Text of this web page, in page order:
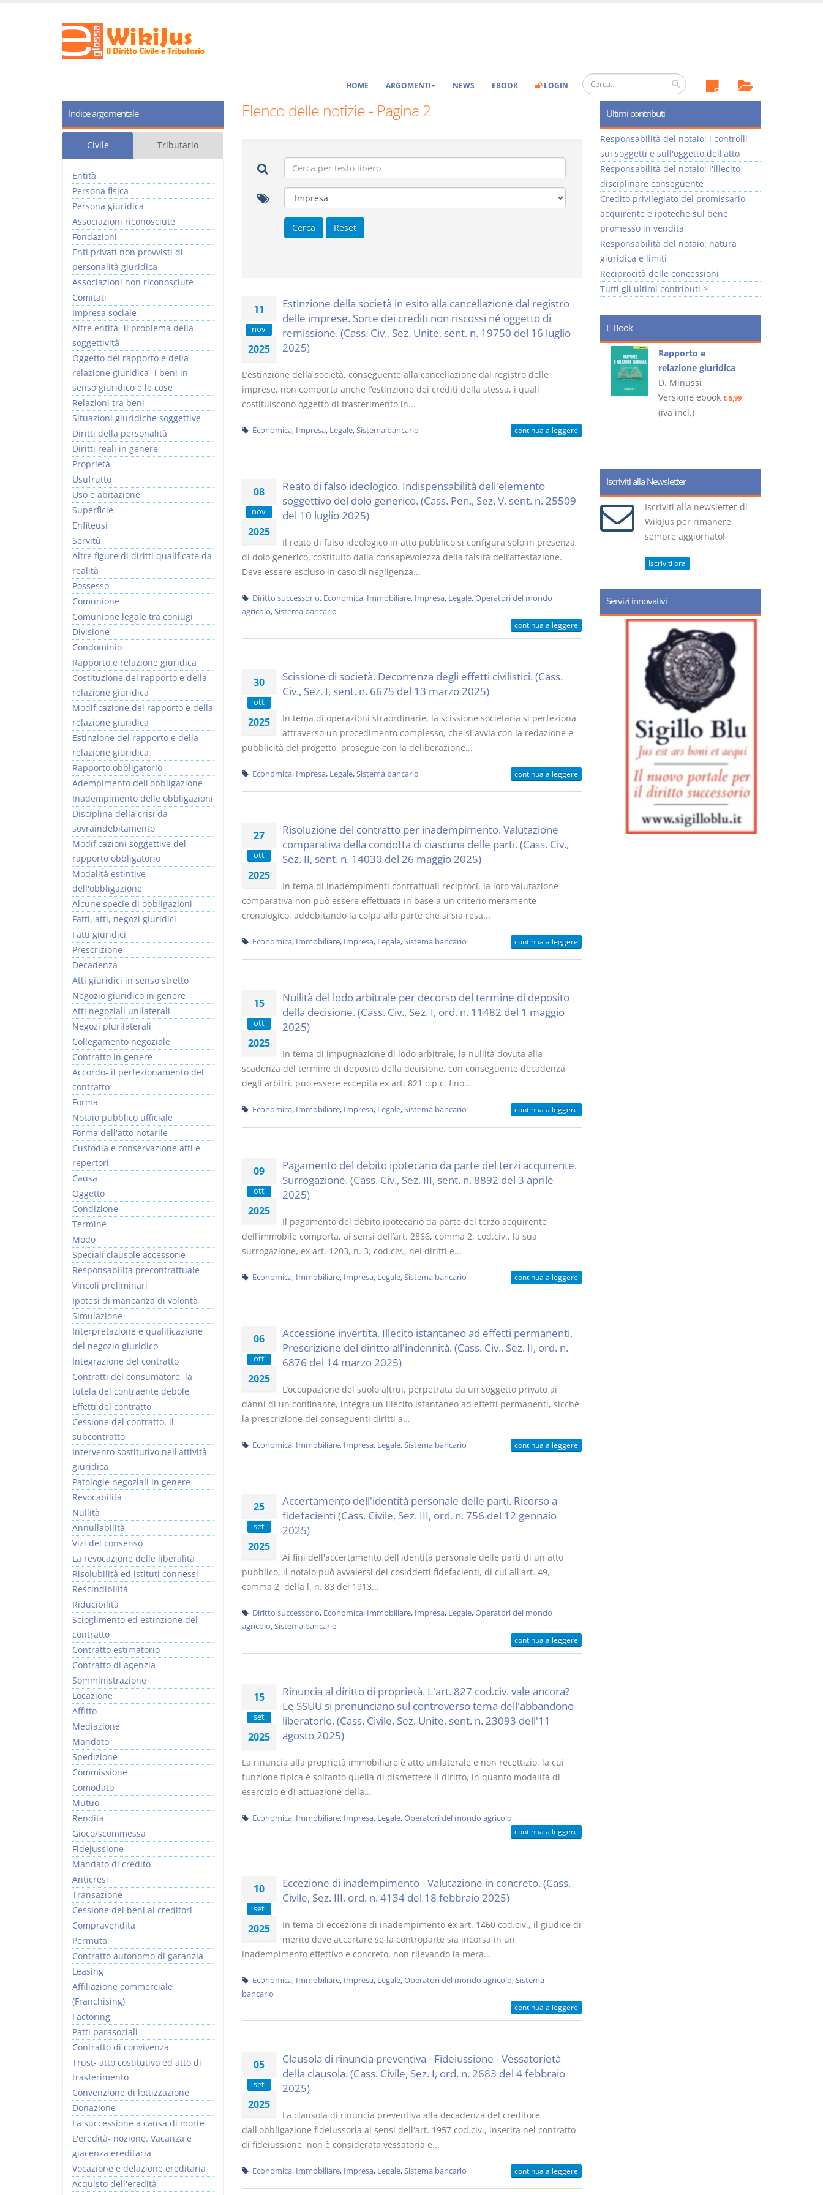
HOME ARGOMENTI NEWS EBOOK LOGIN
Elenco delle notizie - Pagina 2
11
nov
2025
Estinzione della società in esito alla cancellazione dal registro
delle imprese. Sorte dei crediti non riscossi né oggetto di
remissione. (Cass. Civ., Sez. Unite, sent. n. 19750 del 16 luglio
2025)
L’estinzione della società, conseguente alla cancellazione dal registro delle
imprese, non comporta anche l’estinzione dei crediti della stessa, i quali
costituiscono oggetto di trasferimento in...
Economica, Impresa, Legale,Sistema bancario continua a leggere
08
nov
2025
Reato di falso ideologico. Indispensabilità dell'elemento
soggettivo del dolo generico. (Cass. Pen., Sez. V, sent. n. 25509
del 10 luglio 2025)
Il reato di falso ideologico in atto pubblico si configura solo in presenza
di dolo generico, costituito dalla consapevolezza della falsità dell’attestazione.
Deve essere escluso in caso di negligenza...
Diritto successorio, Economica, Immobiliare, Impresa, Legale,Operatori del mondo
agricolo,Sistema bancario
continua a leggere
30
ott
2025
Scissione di società. Decorrenza degli effetti civilistici. (Cass.
Civ., Sez. I, sent. n. 6675 del 13 marzo 2025)
In tema di operazioni straordinarie, la scissione societaria si perfeziona
attraverso un procedimento complesso, che si avvia con la redazione e
pubblicità del progetto, prosegue con la deliberazione...
Economica, Impresa, Legale,Sistema bancario continua a leggere
27
ott
2025
Risoluzione del contratto per inadempimento. Valutazione
comparativa della condotta di ciascuna delle parti. (Cass. Civ.,
Sez. II, sent. n. 14030 del 26 maggio 2025)
In tema di inadempimenti contrattuali reciproci, la loro valutazione
comparativa non può essere effettuata in base a un criterio meramente
cronologico, addebitando la colpa alla parte che si sia resa...
Economica, Immobiliare, Impresa, Legale,Sistema bancario continua a leggere
15
ott
2025
Nullità del lodo arbitrale per decorso del termine di deposito
della decisione. (Cass. Civ., Sez. I, ord. n. 11482 del 1 maggio
2025)
In tema di impugnazione di lodo arbitrale, la nullità dovuta alla
scadenza del termine di deposito della decisione, con conseguente decadenza
degli arbitri, può essere eccepita ex art. 821 c.p.c. fino...
Economica, Immobiliare, Impresa, Legale,Sistema bancario continua a leggere
09
ott
2025
Pagamento del debito ipotecario da parte del terzi acquirente.
Surrogazione. (Cass. Civ., Sez. III, sent. n. 8892 del 3 aprile
2025)
Il pagamento del debito ipotecario da parte del terzo acquirente
dell’immobile comporta, ai sensi dell’art. 2866, comma 2, cod.civ., la sua
surrogazione, ex art. 1203, n. 3, cod.civ., nei diritti e...
Economica, Immobiliare, Impresa, Legale,Sistema bancario continua a leggere
06
ott
2025
Accessione invertita. Illecito istantaneo ad effetti permanenti.
Prescrizione del diritto all'indennità. (Cass. Civ., Sez. II, ord. n.
6876 del 14 marzo 2025)
L’occupazione del suolo altrui, perpetrata da un soggetto privato ai
danni di un confinante, integra un illecito istantaneo ad effetti permanenti, sicché
la prescrizione dei conseguenti diritti a...
Economica, Immobiliare, Impresa, Legale,Sistema bancario continua a leggere
25
set
2025
Accertamento dell'identità personale delle parti. Ricorso a
fidefacienti (Cass. Civile, Sez. III, ord. n. 756 del 12 gennaio
2025)
Ai fini dell'accertamento dell'identità personale delle parti di un atto
pubblico, il notaio può avvalersi dei cosiddetti fidefacienti, di cui all'art. 49,
comma 2, della l. n. 83 del 1913...
Diritto successorio, Economica, Immobiliare, Impresa, Legale,Operatori del mondo
agricolo,Sistema bancario
continua a leggere
15
set
2025
Rinuncia al diritto di proprietà. L'art. 827 cod.civ. vale ancora?
Le SSUU si pronunciano sul controverso tema dell'abbandono
liberatorio. (Cass. Civile, Sez. Unite, sent. n. 23093 dell'11
agosto 2025)
La rinuncia alla proprietà immobiliare è atto unilaterale e non recettizio, la cui
funzione tipica è soltanto quella di dismettere il diritto, in quanto modalità di
esercizio e di attuazione della...
Economica, Immobiliare, Impresa, Legale,Operatori del mondo agricolo
continua a leggere
10
set
2025
Eccezione di inadempimento - Valutazione in concreto. (Cass.
Civile, Sez. III, ord. n. 4134 del 18 febbraio 2025)
In tema di eccezione di inadempimento ex art. 1460 cod.civ., il giudice di
merito deve accertare se la controparte sia incorsa in un
inadempimento effettivo e concreto, non rilevando la mera...
Economica, Immobiliare, Impresa, Legale,Operatori del mondo agricolo,Sistema
bancario
continua a leggere
05
set
2025
Clausola di rinuncia preventiva - Fideiussione - Vessatorietà
della clausola. (Cass. Civile, Sez. I, ord. n. 2683 del 4 febbraio
2025)
La clausola di rinuncia preventiva alla decadenza del creditore
dall'obbligazione fideiussoria ai sensi dell'art. 1957 cod.civ., inserita nel contratto
di fideiussione, non è considerata vessatoria e...
Economica, Immobiliare, Impresa, Legale,Sistema bancario continua a leggere
Indice argomentale
Civile Tributario
Entità
Persona fisica
Persona giuridica
Associazioni riconosciute
Fondazioni
Enti privati non provvisti di
personalità giuridica
Associazioni non riconosciute
Comitati
Impresa sociale
Altre entità- il problema della
soggettività
Oggetto del rapporto e della
relazione giuridica- i beni in
senso giuridico e le cose
Relazioni tra beni
Situazioni giuridiche soggettive
Diritti della personalità
Diritti reali in genere
Proprietà
Usufrutto
Uso e abitazione
Superficie
Enfiteusi
Servitù
Altre figure di diritti qualificate da
realità
Possesso
Comunione
Comunione legale tra coniugi
Divisione
Condominio
Rapporto e relazione giuridica
Costituzione del rapporto e della
relazione giuridica
Modificazione del rapporto e della
relazione giuridica
Estinzione del rapporto e della
relazione giuridica
Rapporto obbligatorio
Adempimento dell'obbligazione
Inadempimento delle obbligazioni
Disciplina della crisi da
sovraindebitamento
Modificazioni soggettive del
rapporto obbligatorio
Modalità estintive
dell'obbligazione
Alcune specie di obbligazioni
Fatti, atti, negozi giuridici
Fatti giuridici
Prescrizione
Decadenza
Atti giuridici in senso stretto
Negozio giuridico in genere
Atti negoziali unilaterali
Negozi plurilaterali
Collegamento negoziale
Contratto in genere
Accordo- il perfezionamento del
contratto
Forma
Notaio pubblico ufficiale
Forma dell'atto notarile
Custodia e conservazione atti e
repertori
Causa
Oggetto
Condizione
Termine
Modo
Speciali clausole accessorie
Responsabilità precontrattuale
Vincoli preliminari
Ipotesi di mancanza di volontà
Simulazione
Interpretazione e qualificazione
del negozio giuridico
Integrazione del contratto
Contratti del consumatore, la
tutela del contraente debole
Effetti del contratto
Cessione del contratto, il
subcontratto
Intervento sostitutivo nell'attività
giuridica
Patologie negoziali in genere
Revocabilità
Nullità
Annullabilità
Vizi del consenso
La revocazione delle liberalità
Risolubilità ed istituti connessi
Rescindibilità
Riducibilità
Scioglimento ed estinzione del
contratto
Contratto estimatorio
Contratto di agenzia
Somministrazione
Locazione
Affitto
Mediazione
Mandato
Spedizione
Commissione
Comodato
Mutuo
Rendita
Gioco/scommessa
Fidejussione
Mandato di credito
Anticresi
Transazione
Cessione dei beni ai creditori
Compravendita
Permuta
Contratto autonomo di garanzia
Leasing
Affiliazione commerciale
(Franchising)
Factoring
Patti parasociali
Contratto di convivenza
Trust- atto costitutivo ed atto di
trasferimento
Convenzione di lottizzazione
Donazione
La successione a causa di morte
L'eredità- nozione. Vacanza e
giacenza ereditaria
Vocazione e delazione ereditaria
Acquisto dell'eredità
Ultimi contributi
Responsabilità del notaio: i controlli
sui soggetti e sull'oggetto dell'atto
Responsabilità del notaio: l'illecito
disciplinare conseguente
Credito privilegiato del promissario
acquirente e ipoteche sul bene
promesso in vendita
Responsabilità del notaio: natura
giuridica e limiti
Reciprocità delle concessioni
Tutti gli ultimi contributi >
E-Book
I Vincoli Preliminari
Versione ebook
(iva incl.)
D. Minussi
D. Minussi
Versione ebook
Rapporto e
relazione giuridica
D. Minussi
Versione ebook € 5,99
(iva incl.)
Iscriviti alla Newsletter
Iscriviti alla newsletter di
WikiJus per rimanere
sempre aggiornato!
Iscriviti ora
Servizi innovativi